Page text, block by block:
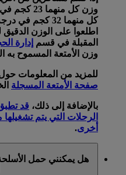
وزن كل
كل منهما 32
اطلعوا على الوزن
المقبلة في قسم إدارة
وزن الأمتعة المسموح به
للمزيد من المعلومات
صفحة الأمتعة المسجلة
بالإضافة إلى ذلك، قد
الرحلات التي يتم
أخرى.
هل يمكنني حمل